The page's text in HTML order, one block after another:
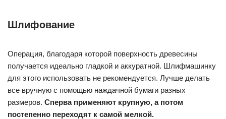
Шлифование
Операция, благодаря которой поверхность древесины
получается идеально гладкой и аккуратной. Шлифмашинку
для этого использовать не рекомендуется. Лучше делать
все вручную с помощью наждачной бумаги разных
размеров. Сперва применяют крупную, а потом
постепенно переходят к самой мелкой.